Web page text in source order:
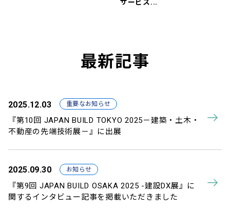
サービス...
最新記事
2025.12.03 重要なお知らせ
『第10回 JAPAN BUILD TOKYO 2025－建築・土木・
不動産の先端技術展－』に出展
2025.09.30 お知らせ
『第9回 JAPAN BUILD OSAKA 2025 -建設DX展』に
関するインタビュー記事を掲載いただきました